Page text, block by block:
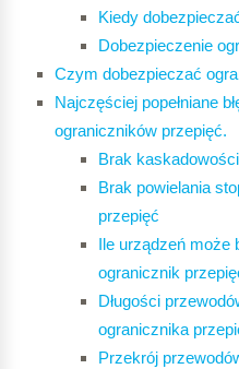
Kiedy
Dobezpieczenie
Czym dobezpieczać
Najczęściej popełniane
ograniczników przepięć.
Brak
Brak powielania
przepięć
Ile urządzeń może
ogranicznik
Długości
ogranicznika
Przekrój